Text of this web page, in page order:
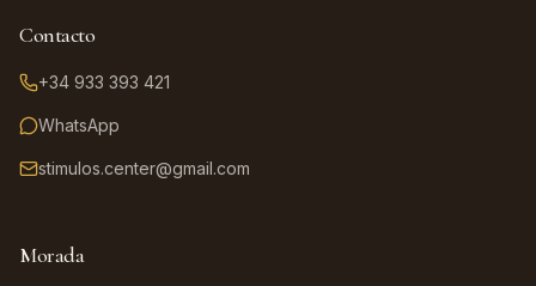
Contacto
+34 933 393 421
WhatsApp
stimulos.center@gmail.com
Morada